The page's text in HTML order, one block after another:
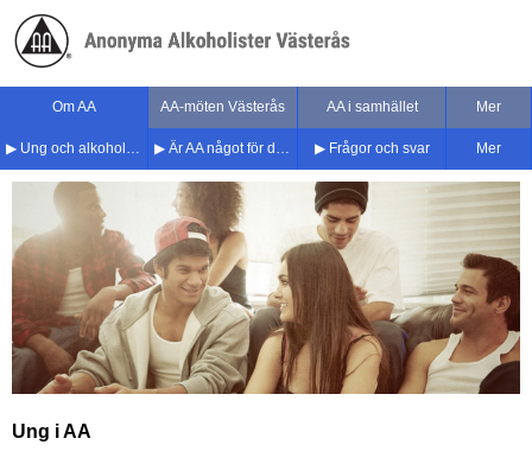
Om AA AA-möten Västerås AA i samhället Mer
▶︎ Ung och alkoholproblem ▶︎ Är AA något för dig? ▶︎ Frågor och svar Mer
Ung i AA